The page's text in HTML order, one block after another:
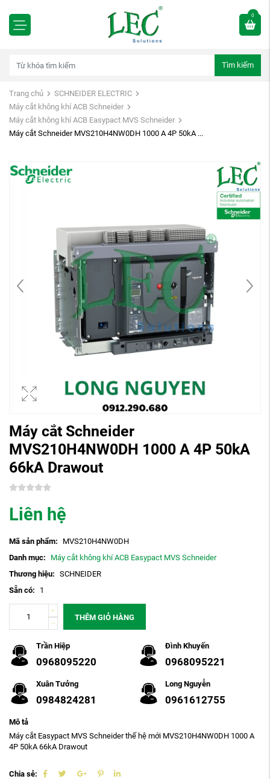
0
Tìm kiếm
Trang chủ
SCHNEIDER ELECTRIC
Máy cắt không khí ACB Schneider
Máy cắt không khí ACB Easypact MVS Schneider
Máy cắt Schneider MVS210H4NW0DH 1000 A 4P 50kA ...
Máy cắt Schneider
MVS210H4NW0DH 1000 A 4P 50kA
66kA Drawout
Liên hệ
Mã sản phẩm:
MVS210H4NW0DH
Danh mục:
Máy cắt không khí ACB Easypact MVS Schneider
Thương hiệu: SCHNEIDER
Sẵn có:
1
THÊM GIỎ HÀNG
Trần Hiệp
0968095220
Đình Khuyến
0968095221
Xuân Tưởng
0984824281
Long Nguyễn
0961612755
Mô tả
Máy cắt Easypact MVS Schneider thế hệ mới MVS210H4NW0DH 1000 A
4P 50kA 66kA Drawout
Chia sẻ: